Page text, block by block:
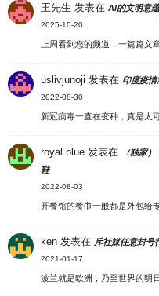
王先生 发表在AI的文明意
2025-10-20
上周看到您的频道，一篇篇文
uslivjunoji 发表在 印度疫
2022-08-30
新冠病毒一直在变种，真是太
royal blue 发表在
（独家
鞋
2022-08-03
开餐馆的餐巾一般都是外包给
ken 发表在 斥社媒任意封号
2021-01-17
波兰就是欧洲，乃至世界的明